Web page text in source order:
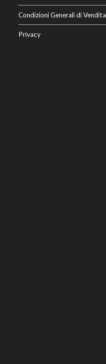
Condizioni Generali di Vendita
Privacy